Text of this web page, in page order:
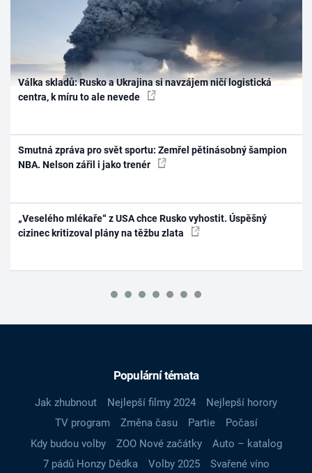
Válka skladů: Rusko a Ukrajina si navzájem ničí logistická
centra, k míru to ale nevede
Smutná zpráva pro svět sportu: Zemřel pětinásobný šampion
NBA. Nelson zářil i jako trenér
„Veselého mlékaře“ z USA chce Rusko vyhostit. Úspěšný
cizinec kritizoval plány na těžbu zlata
Populární témata
Jak zhubnout Nejlepší filmy 2024
Nejlepší horory
TV program
Změna času Partie
Počasí
Kdy budou volby
ZOO Nové začátky
Auto – katalog
7 pádů Honzy Dědka
Volby 2025
Svařené víno